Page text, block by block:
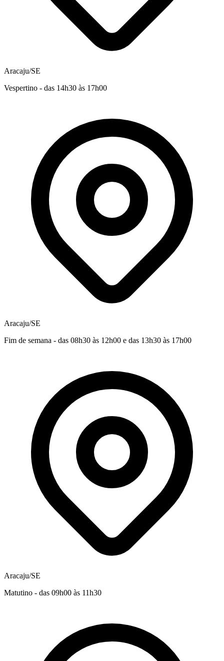
Aracaju/SE
Vespertino - das 14h30 às 17h00
Aracaju/SE
Fim de semana - das 08h30 às 12h00 e das 13h30 às 17h00
Aracaju/SE
Matutino - das 09h00 às 11h30